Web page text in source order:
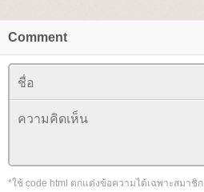
Comment
*ใช้ code html ตกแต่งข้อความได้เฉพาะสมาชิก